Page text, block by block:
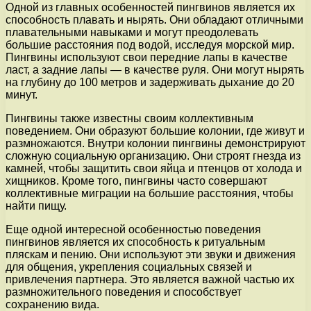
Одной из главных особенностей пингвинов является их
способность плавать и нырять. Они обладают отличными
плавательными навыками и могут преодолевать
большие расстояния под водой, исследуя морской мир.
Пингвины используют свои передние лапы в качестве
ласт, а задние лапы — в качестве руля. Они могут нырять
на глубину до 100 метров и задерживать дыхание до 20
минут.
Пингвины также известны своим коллективным
поведением. Они образуют большие колонии, где живут и
размножаются. Внутри колонии пингвины демонстрируют
сложную социальную организацию. Они строят гнезда из
камней, чтобы защитить свои яйца и птенцов от холода и
хищников. Кроме того, пингвины часто совершают
коллективные миграции на большие расстояния, чтобы
найти пищу.
Еще одной интересной особенностью поведения
пингвинов является их способность к ритуальным
пляскам и пению. Они используют эти звуки и движения
для общения, укрепления социальных связей и
привлечения партнера. Это является важной частью их
размножительного поведения и способствует
сохранению вида.